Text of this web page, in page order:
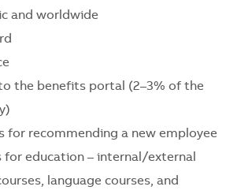
and worldwide
the benefits portal (2–3% of the
for recommending a new employee
education – internal/external
language courses, and